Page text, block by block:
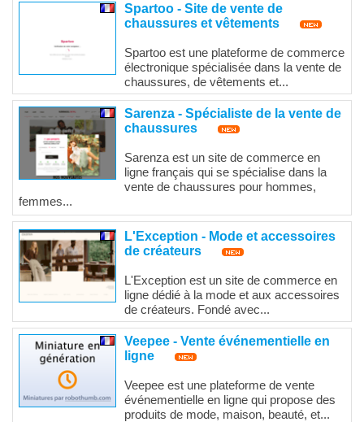
Spartoo - Site de vente de
chaussures et vêtements
Spartoo est une plateforme de commerce
électronique spécialisée dans la vente de
chaussures, de vêtements et...
Sarenza - Spécialiste de la vente de
chaussures
Sarenza est un site de commerce en
ligne français qui se spécialise dans la
vente de chaussures pour hommes,
femmes...
L'Exception - Mode et accessoires
de créateurs
L'Exception est un site de commerce en
ligne dédié à la mode et aux accessoires
de créateurs. Fondé avec...
Veepee - Vente événementielle en
ligne
Veepee est une plateforme de vente
événementielle en ligne qui propose des
produits de mode, maison, beauté, et...